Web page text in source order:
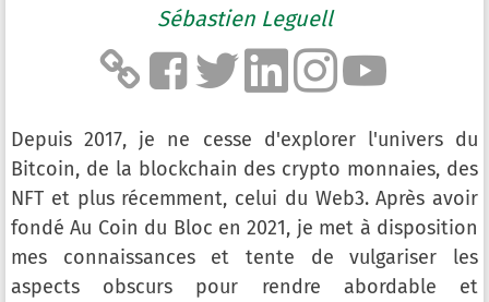
Sébastien Leguell
Depuis 2017, je ne cesse d'explorer l'univers du
Bitcoin, de la blockchain des crypto monnaies, des
NFT et plus récemment, celui du Web3. Après avoir
fondé Au Coin du Bloc en 2021, je met à disposition
mes connaissances et tente de vulgariser les
aspects obscurs pour rendre abordable et